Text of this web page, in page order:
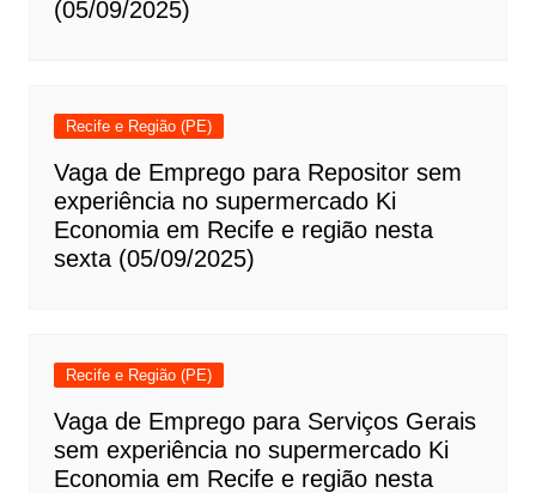
(05/09/2025)
Recife e Região (PE)
Vaga de Emprego para Repositor sem
experiência no supermercado Ki
Economia em Recife e região nesta
sexta (05/09/2025)
Recife e Região (PE)
Vaga de Emprego para Serviços Gerais
sem experiência no supermercado Ki
Economia em Recife e região nesta